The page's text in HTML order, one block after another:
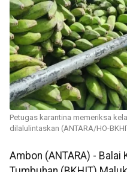
Petugas karantina memeriksa
dilalulintaskan (ANTARA/HO-
Ambon (ANTARA) - Balai